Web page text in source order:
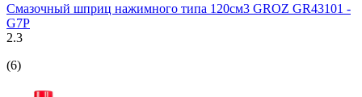
Смазочный шприц нажимного типа 120см3 GROZ GR43101 -
G7P
2.3
(6)